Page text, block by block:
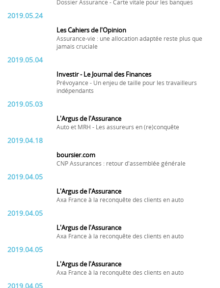
Dossier Assurance - Carte vitale pour les banques
2019.05.24
Les Cahiers de l'Opinion
Assurance-vie : une allocation adaptée reste plus que
jamais cruciale
2019.05.04
Investir - Le Journal des Finances
Prévoyance - Un enjeu de taille pour les travailleurs
indépendants
2019.05.03
L'Argus de l'Assurance
Auto et MRH - Les assureurs en (re)conquête
2019.04.18
boursier.com
CNP Assurances : retour d'assemblée générale
2019.04.05
L'Argus de l'Assurance
Axa France à la reconquête des clients en auto
2019.04.05
L'Argus de l'Assurance
Axa France à la reconquête des clients en auto
2019.04.05
L'Argus de l'Assurance
Axa France à la reconquête des clients en auto
2019.04.05